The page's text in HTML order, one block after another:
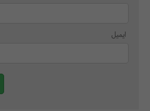
ایمیل